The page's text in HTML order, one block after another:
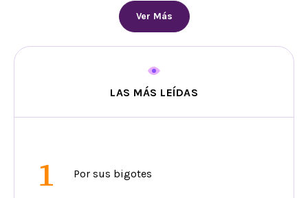
Ver Más
LAS MÁS LEÍDAS
1 Por sus bigotes